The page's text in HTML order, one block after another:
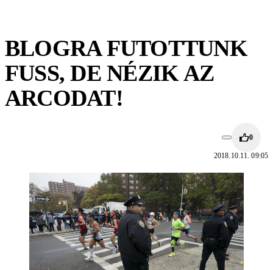
BLOGRA FUTOTTUNK
FUSS, DE NÉZIK AZ
ARCODAT!
0
2018.10.11. 09:05